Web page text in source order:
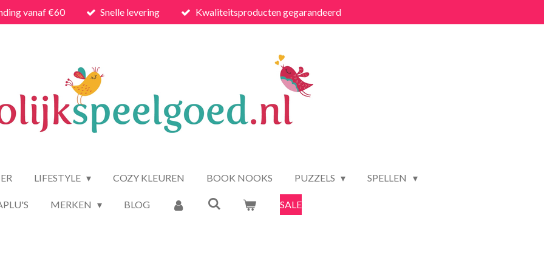
vanaf €60 Snelle levering Kwaliteitsproducten gegarandeerd
LIFESTYLE COZY KLEUREN BOOK NOOKS PUZZELS SPELLEN
MERKEN BLOG SALE